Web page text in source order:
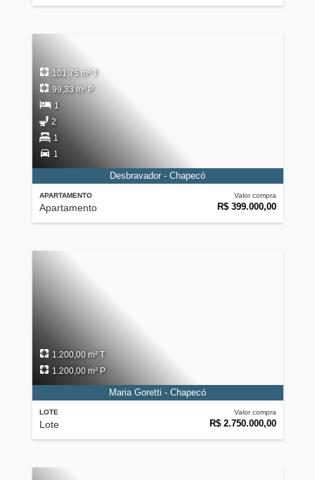
APARTAMENTO
Apartamento
Valor compra
R$ 399.000,00
101,75 m² T
99,33 m² P
1
2
1
1
Desbravador - Chapecó
LOTE
Lote
Valor compra
R$ 2.750.000,00
1.200,00 m² T
1.200,00 m² P
Maria Goretti - Chapecó